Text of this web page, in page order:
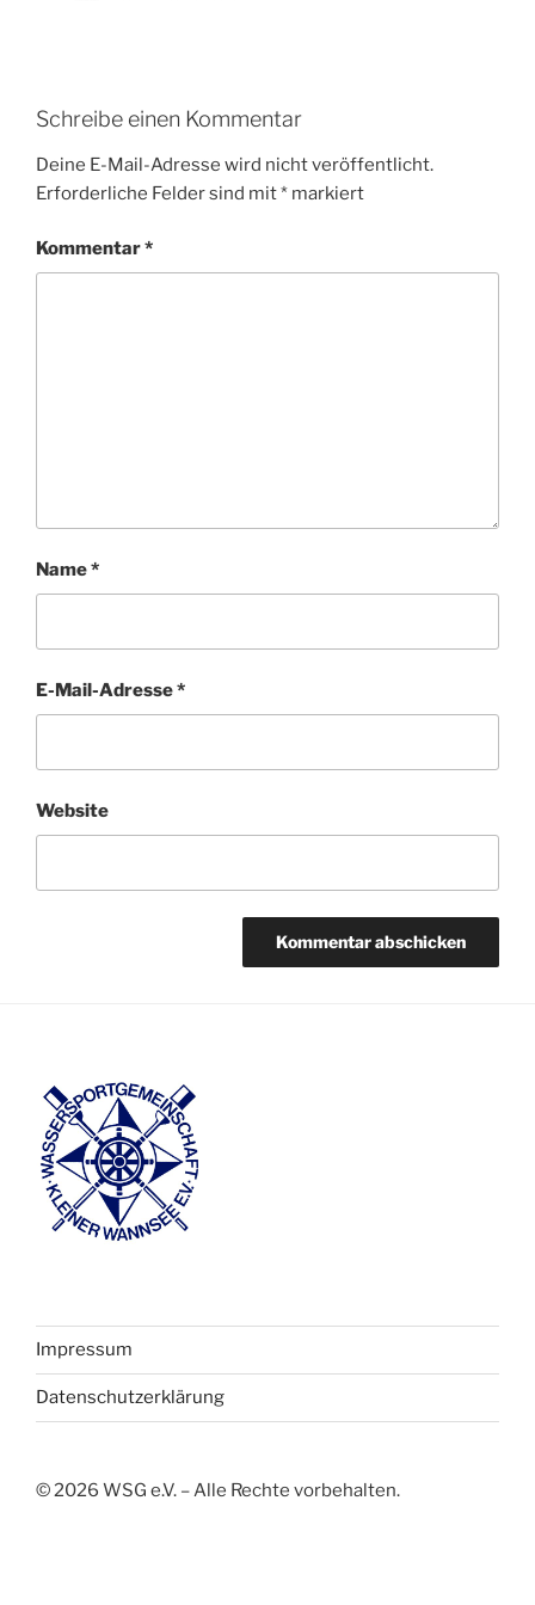
Schreibe einen Kommentar
Deine E-Mail-Adresse wird nicht veröffentlicht.
Erforderliche Felder sind mit* markiert
Kommentar*
Name*
E-Mail-Adresse*
Website
Impressum
Datenschutzerklärung
© 2026 WSG e.V. – Alle Rechte vorbehalten.